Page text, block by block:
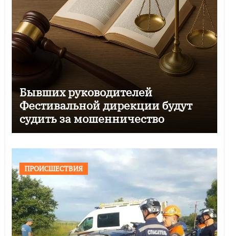
Бывших руководителей
Фестивальной дирекции будут
судить за мошенничество
ПРОИСШЕСТВИЯ